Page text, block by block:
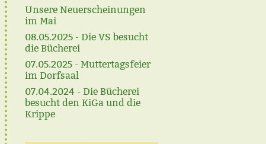
Unsere Neuerscheinungen
im Mai
08.05.2025 - Die VS besucht
die Bücherei
07.05.2025 - Muttertagsfeier
im Dorfsaal
07.04.2024 - Die Bücherei
besucht den KiGa und die
Krippe